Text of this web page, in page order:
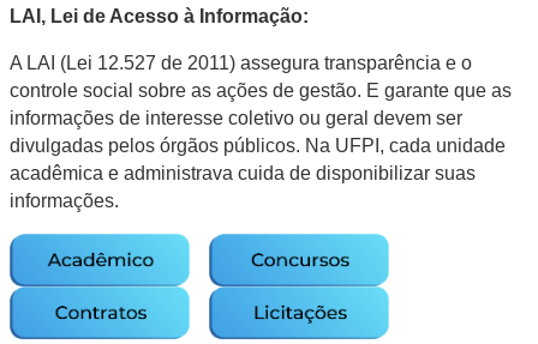
LAI, Lei de Acesso à Informação:
A LAI (Lei 12.527 de 2011) assegura transparência e o
controle social sobre as ações de gestão. E garante que as
informações de interesse coletivo ou geral devem ser
divulgadas pelos órgãos públicos. Na UFPI, cada unidade
acadêmica e administrava cuida de disponibilizar suas
informações.